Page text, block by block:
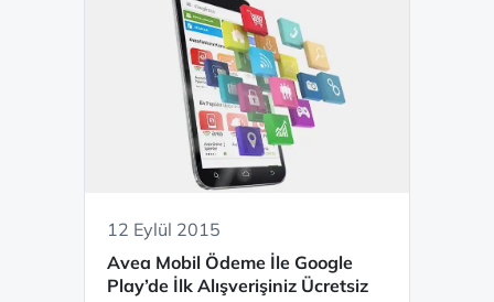
12 Eylül 2015
Avea Mobil Ödeme İle Google
Play’de İlk Alışverişiniz Ücretsiz